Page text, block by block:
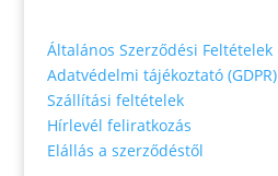
Általános Szerződési Feltételek
Adatvédelmi tájékoztató (GDPR)
Szállítási feltételek
Hírlevél feliratkozás
Elállás a szerződéstől